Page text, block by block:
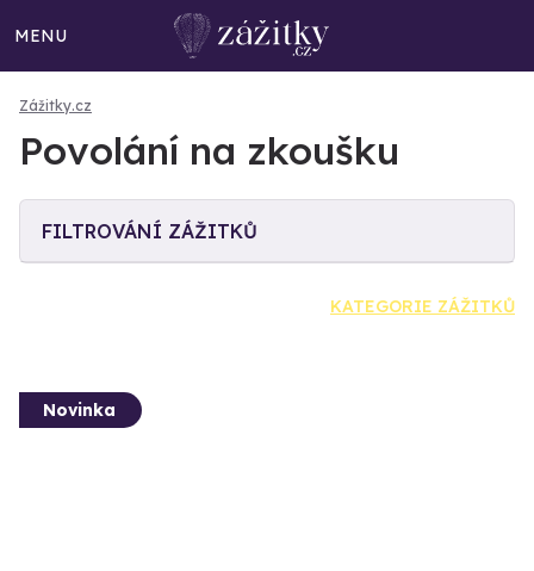
MENU
Zážitky.cz
Povolání na zkoušku
FILTROVÁNÍ ZÁŽITKŮ
KATEGORIE ZÁŽITKŮ
Novinka